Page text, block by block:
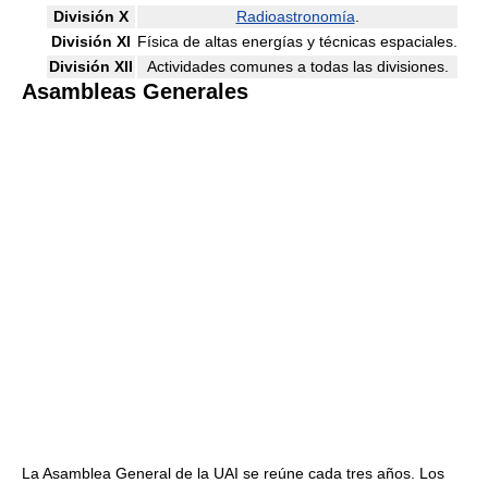
División X Radioastronomía
División XI Física de altas energías y técnicas espaciales.
División XII
Actividades comunes a todas las divisiones.
Asambleas Generales
La Asamblea General de la UAI se reúne cada tres años. Los